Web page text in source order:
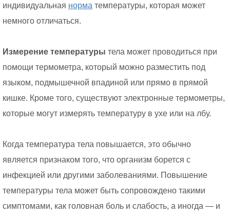
индивидуальная норма температуры, которая может
немного отличаться.
Измерение температуры тела может проводиться при
помощи термометра, который можно разместить под
языком, подмышечной впадиной или прямо в прямой
кишке. Кроме того, существуют электронные термометры,
которые могут измерять температуру в ухе или на лбу.
Когда температура тела повышается, это обычно
является признаком того, что организм борется с
инфекцией или другими заболеваниями. Повышение
температуры тела может быть сопровождено такими
симптомами, как головная боль и слабость, а иногда — и